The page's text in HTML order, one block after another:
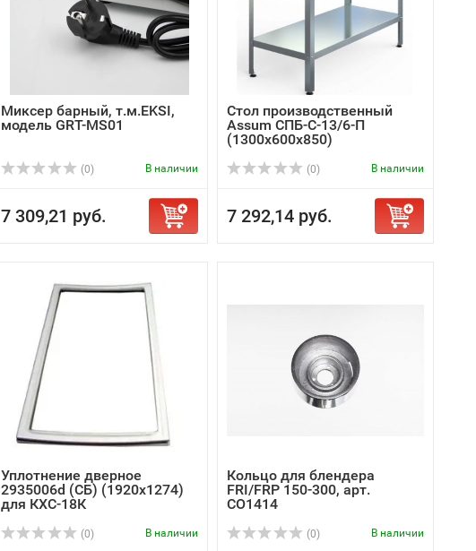
Миксер барный, т.м.EKSI,
модель GRT-MS01
(0) В наличии
7 309,21 руб.
Стол производственный
Assum СПБ-С-13/6-П
(1300х600х850)
(0) В наличии
7 292,14 руб.
Уплотнение дверное
2935006d (СБ) (1920х1274)
для КХС-18К
(0) В наличии
Кольцо для блендера
FRI/FRP 150-300, арт.
CO1414
(0) В наличии